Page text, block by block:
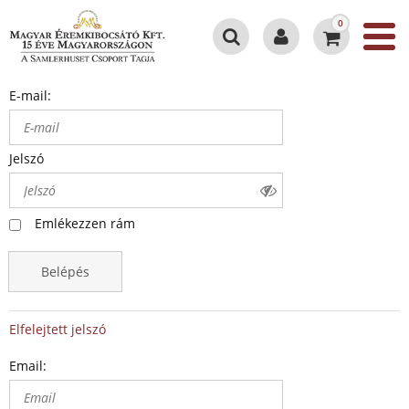
0
E-mail:
Jelszó
Emlékezzen rám
Belépés
Elfelejtett jelszó
Email: